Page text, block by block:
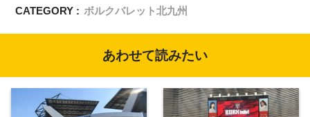
CATEGORY : ボルクバレット北九州
あわせて読みたい